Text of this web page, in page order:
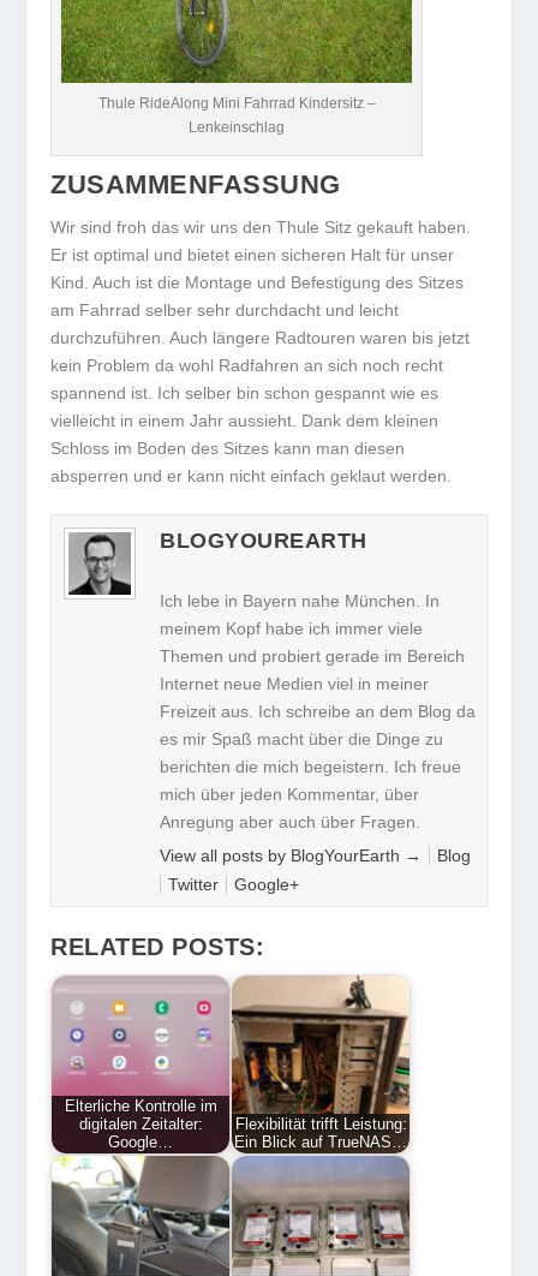
Thule RideAlong Mini Fahrrad Kindersitz –
Lenkeinschlag
ZUSAMMENFASSUNG
Wir sind froh das wir uns den Thule Sitz gekauft haben.
Er ist optimal und bietet einen sicheren Halt für unser
Kind. Auch ist die Montage und Befestigung des Sitzes
am Fahrrad selber sehr durchdacht und leicht
durchzuführen. Auch längere Radtouren waren bis jetzt
kein Problem da wohl Radfahren an sich noch recht
spannend ist. Ich selber bin schon gespannt wie es
vielleicht in einem Jahr aussieht. Dank dem kleinen
Schloss im Boden des Sitzes kann man diesen
absperren und er kann nicht einfach geklaut werden.
BLOGYOUREARTH
Ich lebe in Bayern nahe München. In
meinem Kopf habe ich immer viele
Themen und probiert gerade im Bereich
Internet neue Medien viel in meiner
Freizeit aus. Ich schreibe an dem Blog da
es mir Spaß macht über die Dinge zu
berichten die mich begeistern. Ich freue
mich über jeden Kommentar, über
Anregung aber auch über Fragen.
View all posts by BlogYourEarth →
Blog
Twitter
Google+
RELATED POSTS:
Elterliche Kontrolle im
digitalen Zeitalter:
Google…
Flexibilität trifft Leistung:
Ein Blick auf TrueNAS…